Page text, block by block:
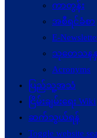
ကာတွန်း
အစီရင်ခံစာ
E-
သုတေသနနှ
Acronyms
ပြည်သူ့အသံ
ငြိမ်းချမ်းရေး Wiki
ဆက်သွယ်ရန်
Toggle website